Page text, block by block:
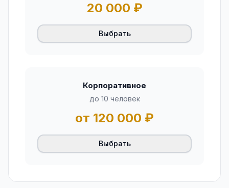
20 000 ₽
Выбрать
Корпоративное
до 10 человек
от 120 000 ₽
Выбрать